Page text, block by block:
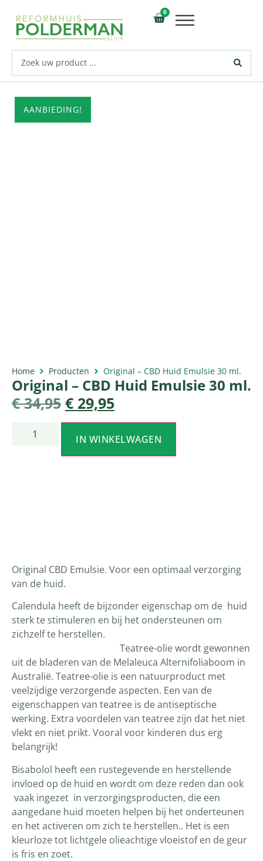
0
AANBIEDING!
Home Producten Original – CBD Huid Emulsie 30 ml.
Original – CBD Huid Emulsie 30 ml.
€34,95 € 29,95
IN WINKELWAGEN
Original CBD Emulsie. Voor een optimaal verzorging
van de huid.
Calendula heeft de bijzonder eigenschap om de huid
sterk te stimuleren en bij het ondersteunen om
zichzelf te herstellen.
Teatree-olie wordt gewonnen
uit de bladeren van de Melaleuca Alternifoliaboom in
Australië. Teatree-olie is een natuurproduct met
veelzijdige verzorgende aspecten. Een van de
eigenschappen van teatree is de antiseptische
werking. Extra voordelen van teatree zijn dat het niet
vlekt en niet prikt. Vooral voor kinderen dus erg
belangrijk!
Bisabolol heeft een rustegevende en herstellende
invloed op de huid en wordt om deze reden dan ook
vaak ingezet in verzorgingsproducten, die een
aangedane huid moeten helpen bij het onderteunen
en het activeren om zich te herstellen.. Het is een
kleurloze tot lichtgele olieachtige vloeistof en de geur
is fris en zoet.